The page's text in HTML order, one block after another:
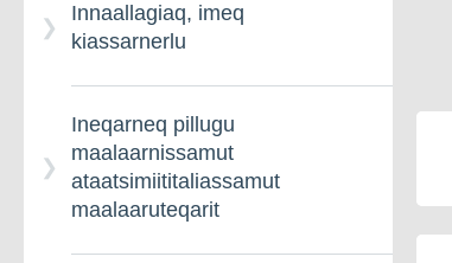
Innaallagiaq, imeq
kiassarnerlu
Ineqarneq pillugu
maalaarnissamut
ataatsimiititaliassamut
maalaaruteqarit